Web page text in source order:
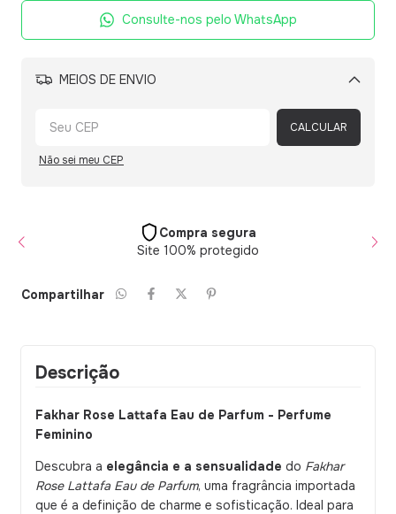
Consulte-nos pelo WhatsApp
MEIOS DE ENVIO
Alterar CEP
CALCULAR
Não sei meu CEP
Compra segura
Site 100% protegido
Compartilhar
Descrição
Fakhar Rose Lattafa Eau de Parfum - Perfume
Feminino
Descubra a elegância e a sensualidade do Fakhar
Rose Lattafa Eau de Parfum, uma fragrância importada
que é a definição de charme e sofisticação. Ideal para